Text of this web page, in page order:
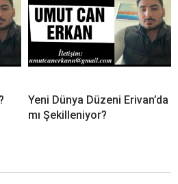
Yeni Dünya Düzeni Erivan’da
mı Şekilleniyor?